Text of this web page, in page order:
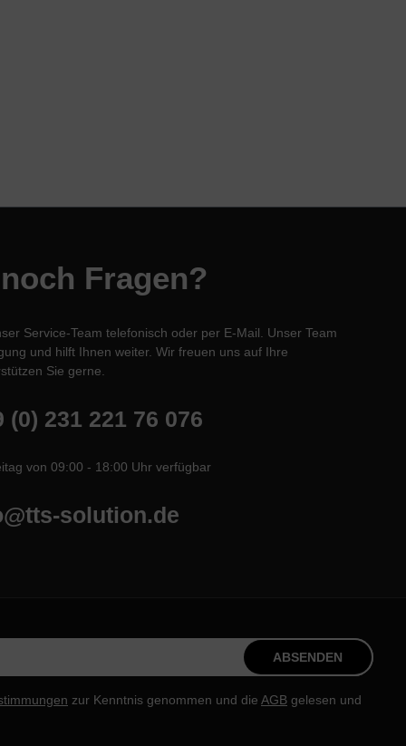
Fragen?
Service-Team telefonisch oder per E-Mail. Unser Team
und hilft Ihnen weiter. Wir freuen uns auf Ihre
Sie gerne.
(0) 231 221 76 076
von 09:00 - 18:00 Uhr verfügbar
solution.de
ABSENDEN
zur Kenntnis genommen und die AGB gelesen und